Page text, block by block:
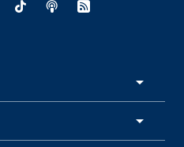
Apertura in nuova finestra
in nuova finestra
esterno - Apertura in
- Sito esterno - Apertura in
- Sito esterno -
TikTok - Sito esterno -
Spreaker - Sito
Feed RSS -